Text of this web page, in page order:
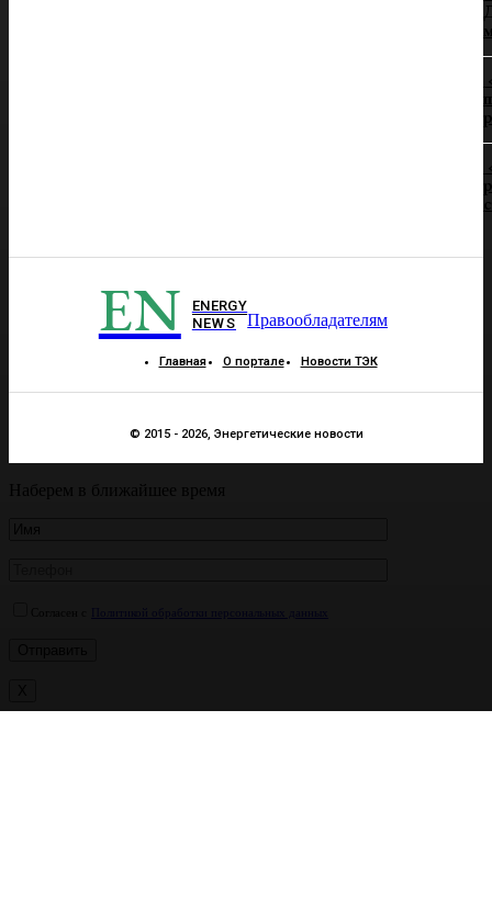
EN
ENERGY
NEWS
Правообладателям
Главная О портале Новости ТЭК
© 2015 - 2026, Энергетические новости
Наберем в ближайшее время